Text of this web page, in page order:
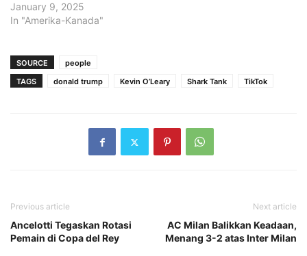
January 9, 2025
In "Amerika-Kanada"
SOURCE
people
TAGS
donald trump Kevin O’Leary Shark Tank TikTok
Previous article
Ancelotti Tegaskan Rotasi
Pemain di Copa del Rey
Next article
AC Milan Balikkan Keadaan,
Menang 3-2 atas Inter Milan